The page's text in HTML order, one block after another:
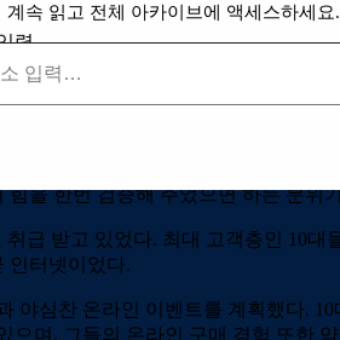
microsoft-com:office:office” />
도 낯선 단어 중 하나였다. 지금은
들에게 도전을 받고 있던 당시만 해
을 한번 검증해 주었으면 하는 분위
급 받고 있었다. 최대 고객층인 10
인터넷이었다.
야심찬 온라인 이벤트를 계획했다.
며, 그들의 온라인 구매 경험 또한
계속 읽고 전체 아카이브에 액세스하세요.
력…